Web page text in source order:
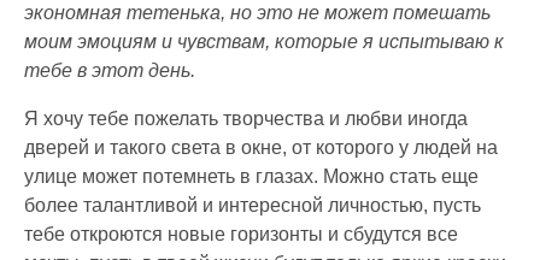
экономная тетенька, но это не может помешать
моим эмоциям и чувствам, которые я испытываю к
тебе в этот день.
Я хочу тебе пожелать творчества и любви иногда
дверей и такого света в окне, от которого у людей на
улице может потемнеть в глазах. Можно стать еще
более талантливой и интересной личностью, пусть
тебе откроются новые горизонты и сбудутся все